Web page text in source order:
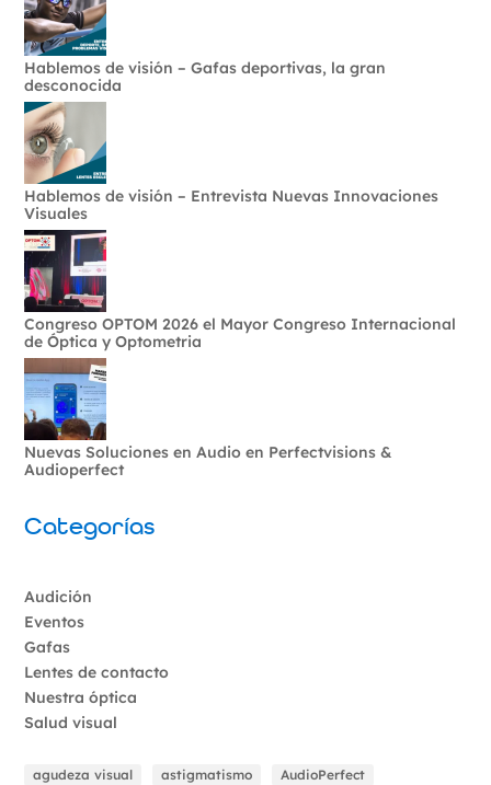
Hablemos de visión – Gafas deportivas, la gran
desconocida
Hablemos de visión – Entrevista Nuevas Innovaciones
Visuales
Congreso OPTOM 2026 el Mayor Congreso Internacional
de Óptica y Optometria
Nuevas Soluciones en Audio en Perfectvisions &
Audioperfect
Categorías
Audición
Eventos
Gafas
Lentes de contacto
Nuestra óptica
Salud visual
agudeza visual astigmatismo
AudioPerfect